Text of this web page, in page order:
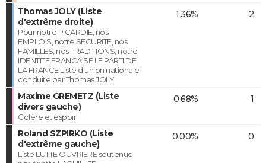
Thomas JOLY (Liste
d'extrême droite)
Pour notre PICARDIE, nos
EMPLOIS, notre SECURITE, nos
FAMILLES, nos TRADITIONS, notre
IDENTITE FRANCAISE LE PARTI DE
LA FRANCE Liste d'union nationale
conduite par Thomas JOLY
1,36% 2
Maxime GREMETZ (Liste
divers gauche)
Colère et espoir
0,68% 1
Roland SZPIRKO (Liste
d'extrême gauche)
Liste LUTTE OUVRIERE soutenue
0,00% 0